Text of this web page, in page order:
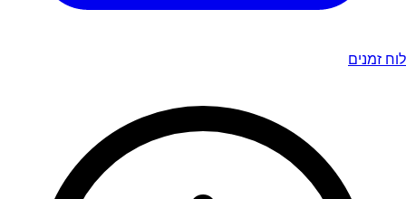
לוח זמנים